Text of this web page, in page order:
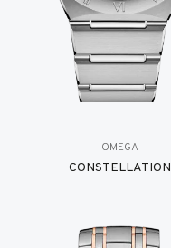
OMEGA
CONSTELLATION